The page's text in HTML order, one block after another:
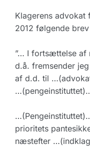
Klagerens advokat
2012 følgende
”… I fortsættelse af
d.å. fremsender
af d.d. til
prioritets
næstefter